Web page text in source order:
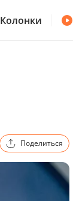
Колонки
Поделиться